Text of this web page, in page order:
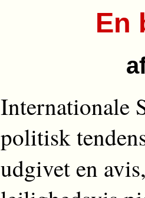
En
Internationale
politisk
udgivet en